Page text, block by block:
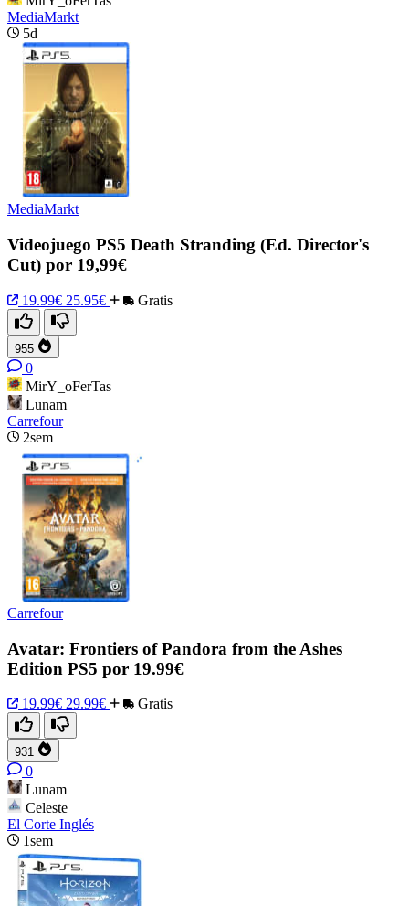
MediaMarkt
5d
MediaMarkt
Videojuego PS5 Death Stranding (Ed. Director's
Cut) por 19,99€
19.99€ 25.95€ Gratis
955
0
MirY_oFerTas
Lunam
Carrefour
2sem
Carrefour
Avatar: Frontiers of Pandora from the Ashes
Edition PS5 por 19.99€
19.99€ 29.99€ Gratis
931
0
Lunam
Celeste
El Corte Inglés
1sem